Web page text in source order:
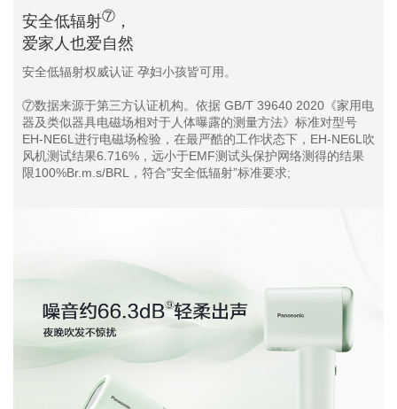
安全低辐射⑦ ，
爱家人也爱自然
安全低辐射权威认证 孕妇小孩皆可用。
⑦数据来源于第三方认证机构。依据 GB/T 39640 2020《家用电
器及类似器具电磁场相对于人体曝露的测量方法》标准对型号
EH-NE6L进行电磁场检验，在最严酷的工作状态下，EH-NE6L吹
风机测试结果6.716%，远小于EMF测试头保护网络测得的结果
限100%Br.m.s/BRL，符合"安全低辐射”标准要求;